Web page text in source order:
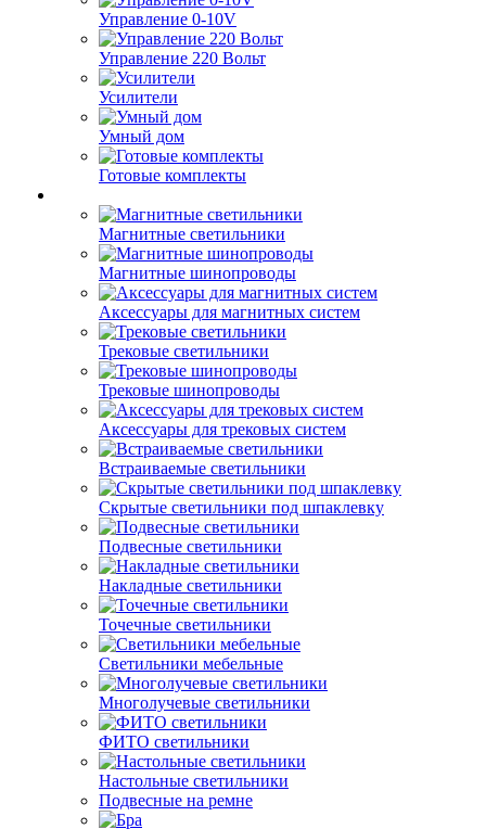
Управление 0-10V
Управление 220 Вольт
Усилители
Умный дом
Готовые комплекты
Магнитные светильники
Магнитные шинопроводы
Аксессуары для магнитных систем
Трековые светильники
Трековые шинопроводы
Аксессуары для трековых систем
Встраиваемые светильники
Скрытые светильники под шпаклевку
Подвесные светильники
Накладные светильники
Точечные светильники
Светильники мебельные
Многолучевые светильники
ФИТО светильники
Настольные светильники
Подвесные на ремне